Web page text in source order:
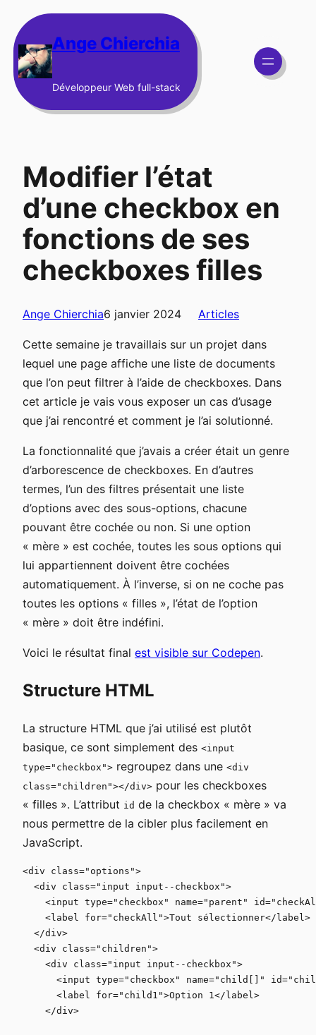
au
contenu Ange Chierchia
Développeur Web full-stack
Modifier l’état
d’une checkbox en
fonctions de ses
checkboxes filles
Ange Chierchia6 janvier 2024 Articles
Cette semaine je travaillais sur un projet dans
lequel une page affiche une liste de documents
que l’on peut filtrer à l’aide de checkboxes. Dans
cet article je vais vous exposer un cas d’usage
que j’ai rencontré et comment je l’ai solutionné.
La fonctionnalité que j’avais a créer était un genre
d’arborescence de checkboxes. En d’autres
termes, l’un des filtres présentait une liste
d’options avec des sous-options, chacune
pouvant être cochée ou non. Si une option
« mère » est cochée, toutes les sous options qui
lui appartiennent doivent être cochées
automatiquement. À l’inverse, si on ne coche pas
toutes les options « filles », l’état de l’option
« mère » doit être indéfini.
Voici le résultat final est visible sur Codepen.
Structure HTML
La structure HTML que j’ai utilisé est plutôt
basique, ce sont simplement des <input
type="checkbox"> regroupez dans une <div
class="children"></div> pour les checkboxes
« filles ». L’attribut id de la checkbox « mère » va
nous permettre de la cibler plus facilement en
JavaScript.
<div class="options">
  <div class="input input--checkbox">
<input type="checkbox" name="parent"
    <label for="checkAll">Tout sélectionner</label>
  </div>
  <div class="children">
    <div class="input input--checkbox">
<input type="checkbox" name="child[]"
      <label for="child1">Option 1</label>
    </div>